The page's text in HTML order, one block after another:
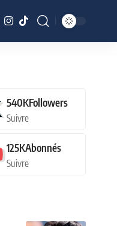
540KFollowers
Suivre
125KAbonnés
Suivre